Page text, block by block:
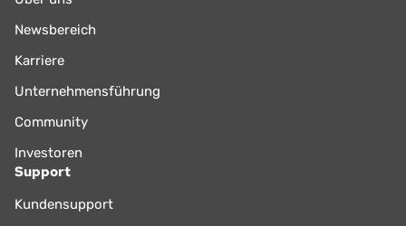
Newsbereich
Karriere
Unternehmensführung
Community
Investoren
Support
Kundensupport